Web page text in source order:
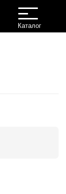
Toggle
navigation
Каталог